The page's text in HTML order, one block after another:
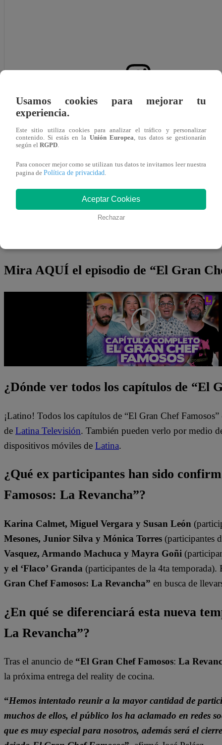
Ver esta publicación en Instagram
Mira AQUÍ el episodio de “El Gran
¿Dónde ver todos los capítulos de “El
¡Latino! Todos los capítulos de “El Gran Chef
de Latina Televisión. También pueden verlo por medio
dispositivos móviles de Latina.
¿Qué ex participantes han sido
Famosos: La Revancha”?
Karina Calmet, Miguel Vergara y Susan León
Mesones, Junior Silva y Mónica Torres (participantes
Vasquez, Armando Machuca y Mayra Goñi
y el ‘Flaco’ Granda (participantes de la 4ta temporada).
Gran Chef Famosos: La Revancha” en busca de
¿En qué se diferenciará esta nueva
La Revancha”?
Tras el anuncio de “El Gran Chef Famosos: La
la próxima entrega del reality de cocina.
“Hemos intentado reunir a la mayor cantidad de
muchos de ellos, el público los ha aclamado en redes
que es muy especial para nosotros, además será el
Usamos cookies para mejorar tu
experiencia.
Este sitio utiliza cookies para analizar el tráfico y personalizar
contenido. Si estás en la Unión Europea , tus datos se gestionarán
según el RGPD
Para conocer mejor como se utilizan tus datos te invitamos leer nuestra
pagina de Política de privacidad
Aceptar Cookies
Rechazar